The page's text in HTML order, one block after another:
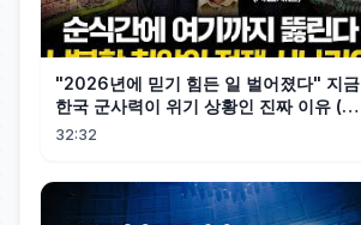
"2026년에 믿기 힘든 일 벌어졌다" 지금
한국 군사력이 위기 상황인 진짜 이유 (샤
를세환 1부)
32:32